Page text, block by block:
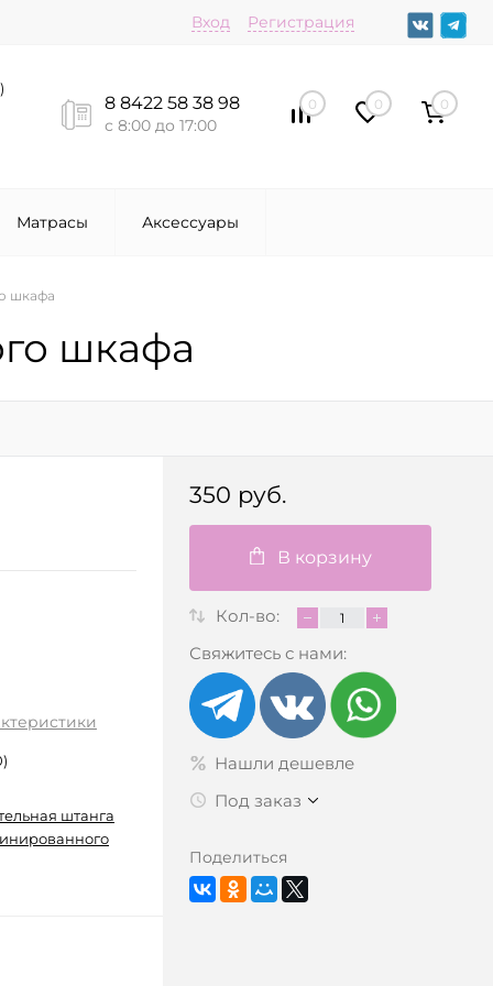
Вход Регистрация
8 8422 58 38 98
с 8:00 до 17:00
0 0 0
Матрасы Аксессуары
шкафа
шкафа
штанга
350 руб.
В корзину
Кол-во:
Свяжитесь с нами:
Нашли дешевле
Под заказ
Поделиться